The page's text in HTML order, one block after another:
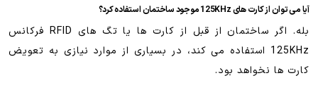
آیا می توان از کارت های 125KHz موجود ساختمان استفاده کرد؟
بله. اگر ساختمان از قبل از کارت ها یا تگ های RFID فرکانس
125KHz استفاده می کند، در بسیاری از موارد نیازی به تعویض
کارت ها نخواهد بود.